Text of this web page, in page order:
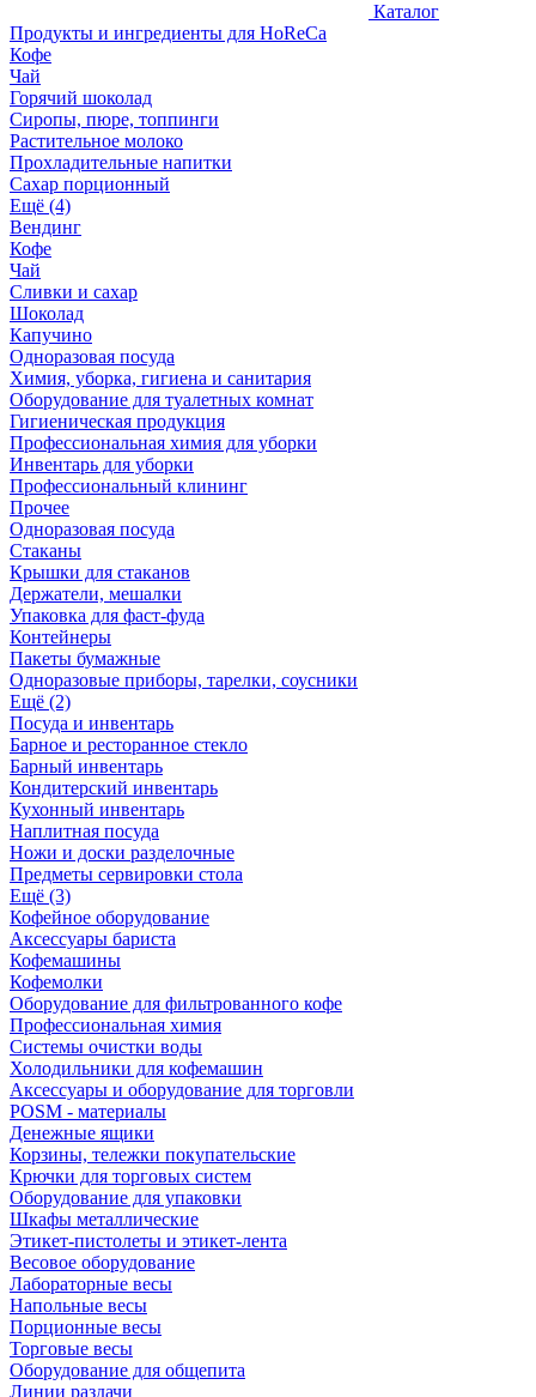
Каталог
Продукты и ингредиенты для HoReCa
Кофе
Чай
Горячий шоколад
Сиропы, пюре, топпинги
Растительное молоко
Прохладительные напитки
Сахар порционный
Ещё (4)
Вендинг
Кофе
Чай
Сливки и сахар
Шоколад
Капучино
Одноразовая посуда
Химия, уборка, гигиена и санитария
Оборудование для туалетных комнат
Гигиеническая продукция
Профессиональная химия для уборки
Инвентарь для уборки
Профессиональный клининг
Прочее
Одноразовая посуда
Стаканы
Крышки для стаканов
Держатели, мешалки
Упаковка для фаст-фуда
Контейнеры
Пакеты бумажные
Одноразовые приборы, тарелки, соусники
Ещё (2)
Посуда и инвентарь
Барное и ресторанное стекло
Барный инвентарь
Кондитерский инвентарь
Кухонный инвентарь
Наплитная посуда
Ножи и доски разделочные
Предметы сервировки стола
Ещё (3)
Кофейное оборудование
Аксессуары бариста
Кофемашины
Кофемолки
Оборудование для фильтрованного кофе
Профессиональная химия
Системы очистки воды
Холодильники для кофемашин
Аксессуары и оборудование для торговли
POSM - материалы
Денежные ящики
Корзины, тележки покупательские
Крючки для торговых систем
Оборудование для упаковки
Шкафы металлические
Этикет-пистолеты и этикет-лента
Весовое оборудование
Лабораторные весы
Напольные весы
Порционные весы
Торговые весы
Оборудование для общепита
Линии раздачи